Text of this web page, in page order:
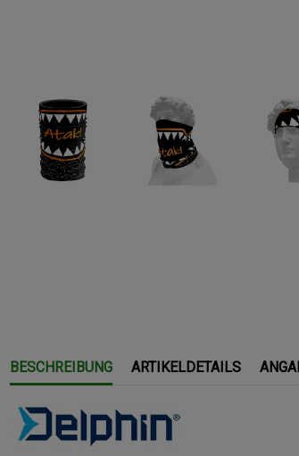
BESCHREIBUNG ARTIKELDETAILS